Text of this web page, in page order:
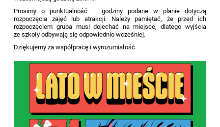
Prosimy o punktualność – godziny podane w planie dotyczą
rozpoczęcia zajęć lub atrakcji. Należy pamiętać, że przed ich
rozpoczęciem grupa musi dojechać na miejsce, dlatego wyjścia
ze szkoły odbywają się odpowiednio wcześniej.
Dziękujemy za współpracę i wyrozumiałość.